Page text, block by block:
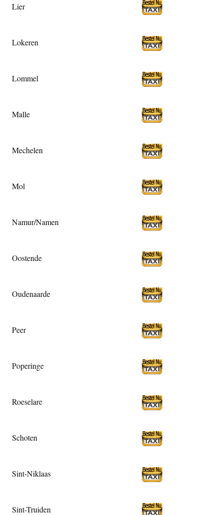
Lier
Lokeren
Lommel
Malle
Mechelen
Mol
Namur/Namen
Oostende
Oudenaarde
Peer
Poperinge
Roeselare
Schoten
Sint-Niklaas
Sint-Truiden